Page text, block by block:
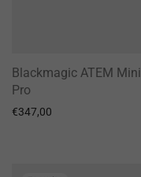
Blackmagic ATEM Mini
Pro
€347,00